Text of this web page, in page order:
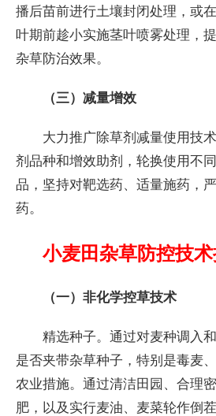
播后苗前进行土壤封闭处理，或
叶期前趁小实施茎叶喷雾处理，
杂草防治效果。
（三）减量增效
大力推广除草剂减量使用技
剂品种和增效助剂，轮换使用不
品，坚持对靶选药、适量施药，
药。
小麦田杂草防控技
（一）非化学控草技术
精选种子。通过对麦种调入
是否夹带杂草种子，特别是毒麦
农业措施。通过清洁田园、合理
肥，以及实行麦油、麦菜轮作倒